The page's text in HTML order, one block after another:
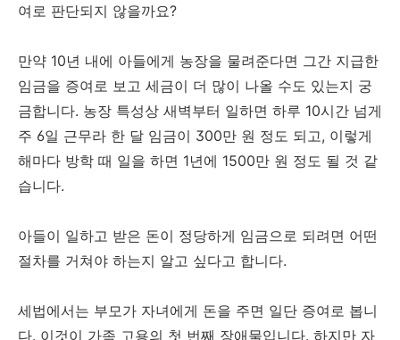
여로 판단되지 않을까요?
만약 10년 내에 아들에게 농장을 물려준다면 그간 지급한
임금을 증여로 보고 세금이 더 많이 나올 수도 있는지 궁
금합니다. 농장 특성상 새벽부터 일하면 하루 10시간 넘게
주 6일 근무라 한 달 임금이 300만 원 정도 되고, 이렇게
해마다 방학 때 일을 하면 1년에 1500만 원 정도 될 것 같
습니다.
아들이 일하고 받은 돈이 정당하게 임금으로 되려면 어떤
절차를 거쳐야 하는지 알고 싶다고 합니다.
세법에서는 부모가 자녀에게 돈을 주면 일단 증여로 봅니
다. 이것이 가족 고용의 첫 번째 장애물입니다. 하지만 자